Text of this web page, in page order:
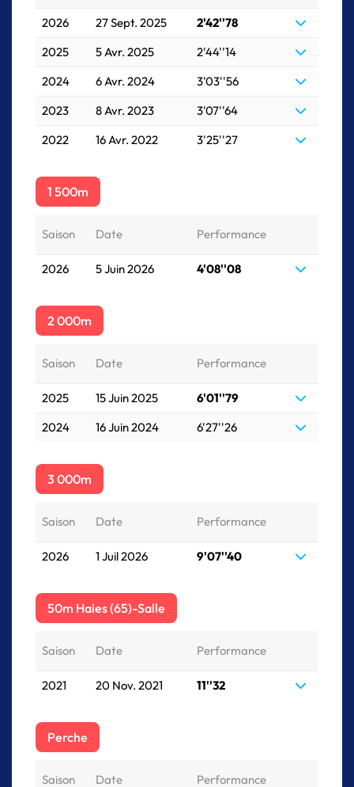
2026 27 Sept. 2025
2'42''78
2025
5 Avr. 2025
2'44''14
2024
6 Avr. 2024
3'03''56
2023
8 Avr. 2023
3'07''64
2022
16 Avr. 2022 3'25''27
1 500m
Saison Date Performance
2026 5 Juin 2026 4'08''08
2 000m
Saison Date Performance
2025 15 Juin 2025
6'01''79
2024
16 Juin 2024 6'27''26
3 000m
Saison Date Performance
2026 1 Juil 2026 9'07''40
50m Haies (65)-Salle
Saison Date Performance
2021 20 Nov. 2021 11''32
Perche
Saison Date Performance